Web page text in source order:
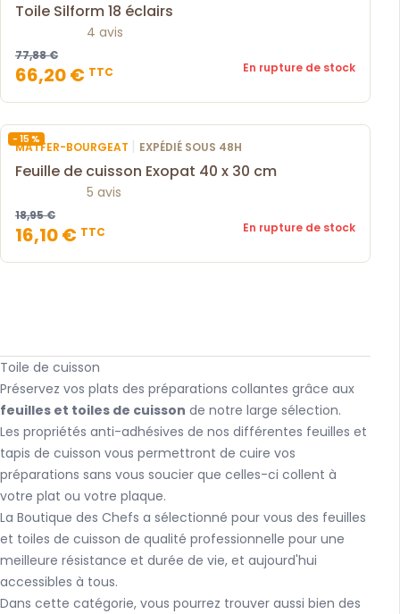
Toile Silform 18 éclairs
4 avis
77,88 €
66,20 € TTC En rupture de stock
- 15 %
MATFER-BOURGEAT | EXPÉDIÉ SOUS 48H
Feuille de cuisson Exopat 40 x 30 cm
5 avis
18,95 €
16,10 € TTC En rupture de stock
Toile de cuisson
Préservez vos plats des préparations collantes grâce aux
feuilles et toiles de cuisson de notre large sélection.
Les propriétés anti-adhésives de nos différentes feuilles et
tapis de cuisson vous permettront de cuire vos
préparations sans vous soucier que celles-ci collent à
votre plat ou votre plaque.
La Boutique des Chefs a sélectionné pour vous des feuilles
et toiles de cuisson de qualité professionnelle pour une
meilleure résistance et durée de vie, et aujourd'hui
accessibles à tous.
Dans cette catégorie, vous pourrez trouver aussi biendes